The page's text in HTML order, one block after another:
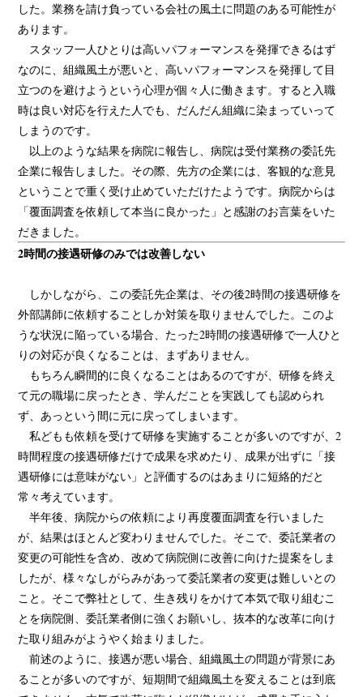
した。業務を請け負っている会社の風土に問題のある可能性が
あります。
スタッフ一人ひとりは高いパフォーマンスを発揮できるはず
なのに、組織風土が悪いと、高いパフォーマンスを発揮して目
立つのを避けようという心理が個々人に働きます。すると入職
時は良い対応を行えた人でも、だんだん組織に染まっていって
しまうのです。
以上のような結果を病院に報告し、病院は受付業務の委託先
企業に報告しました。その際、先方の企業には、客観的な意見
ということで重く受け止めていただけたようです。病院からは
「覆面調査を依頼して本当に良かった」と感謝のお言葉をいた
だきました。
2時間の接遇研修のみでは改善しない
しかしながら、この委託先企業は、その後2時間の接遇研修を
外部講師に依頼することしか対策を取りませんでした。このよ
うな状況に陥っている場合、たった2時間の接遇研修で一人ひと
りの対応が良くなることは、まずありません。
もちろん瞬間的に良くなることはあるのですが、研修を終え
て元の職場に戻ったとき、学んだことを実践しても認められ
ず、あっという間に元に戻ってしまいます。
私どもも依頼を受けて研修を実施することが多いのですが、2
時間程度の接遇研修だけで成果を求めたり、成果が出ずに「接
遇研修には意味がない」と評価するのはあまりに短絡的だと
常々考えています。
半年後、病院からの依頼により再度覆面調査を行いました
が、結果はほとんど変わりませんでした。そこで、委託業者の
変更の可能性を含め、改めて病院側に改善に向けた提案をしま
したが、様々なしがらみがあって委託業者の変更は難しいとの
こと。そこで弊社として、生き残りをかけて本気で取り組むこ
とを病院側、委託業者側に強くお願いし、抜本的な改革に向け
た取り組みがようやく始まりました。
前述のように、接遇が悪い場合、組織風土の問題が背景にあ
ることが多いのですが、短期間で組織風土を変えることは到底